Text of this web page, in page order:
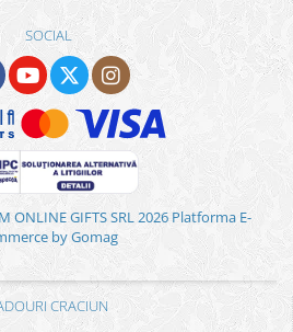
SOCIAL
ONLINE GIFTS SRL 2026 Platforma E-
by Gomag
CRACIUN